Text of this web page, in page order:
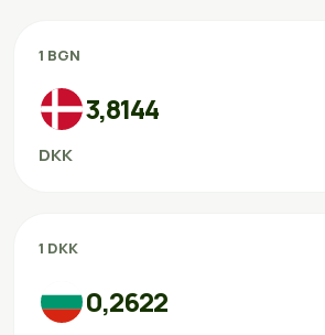
1 BGN
3,8144
DKK
1 DKK
0,2622